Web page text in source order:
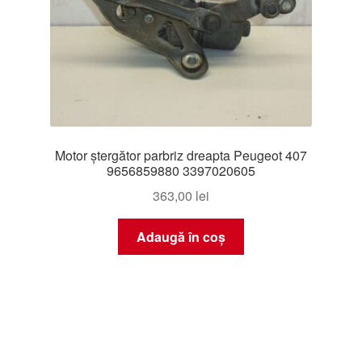
Motor ștergător parbriz dreapta Peugeot 407
9656859880 3397020605
363,00 lei
Adaugă în coș